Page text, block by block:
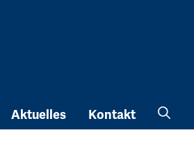
Aktuelles Kontakt